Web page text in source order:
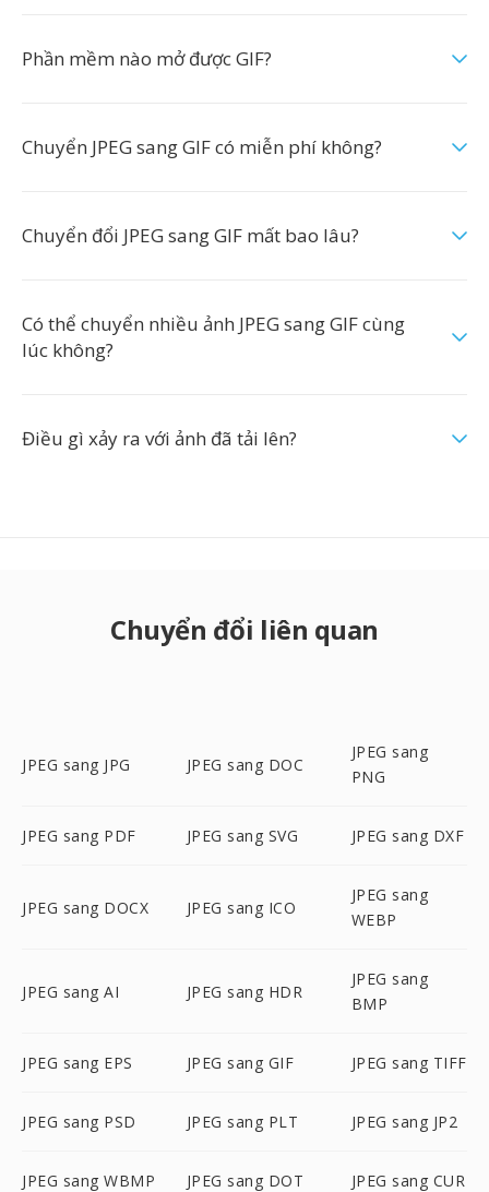
Phần mềm nào mở được GIF?
Chuyển JPEG sang GIF có miễn phí không?
Chuyển đổi JPEG sang GIF mất bao lâu?
Có thể chuyển nhiều ảnh JPEG sang GIF cùng
lúc không?
Điều gì xảy ra với ảnh đã tải lên?
Chuyển đổi liên quan
JPEG sang JPG JPEG sang DOC
JPEG sang
PNG
JPEG sang PDF JPEG sang SVG JPEG sang DXF
JPEG sang DOCX JPEG sang ICO
JPEG sang
WEBP
JPEG sang AI JPEG sang HDR
JPEG sang
BMP
JPEG sang EPS JPEG sang GIF JPEG sang TIFF
JPEG sang PSD JPEG sang PLT JPEG sang JP2
JPEG sang WBMP JPEG sang DOT JPEG sang CUR